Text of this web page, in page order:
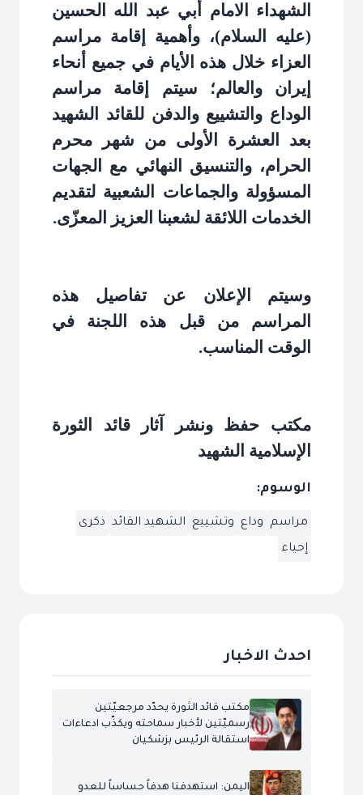
الشهداء الامام أبي عبد الله الحسين
(عليه السلام)، وأهمية إقامة مراسم
العزاء خلال هذه الأيام في جميع أنحاء
إيران والعالم؛ سيتم إقامة مراسم
الوداع والتشييع والدفن للقائد الشهيد
بعد العشرة الأولى من شهر محرم
الحرام، والتنسيق النهائي مع الجهات
المسؤولة والجماعات الشعبية لتقديم
الخدمات اللائقة لشعبنا العزيز المعزّى.
وسيتم الإعلان عن تفاصيل هذه
المراسم من قبل هذه اللجنة في
الوقت المناسب.
مكتب حفظ ونشر آثار قائد الثورة
الإسلامية الشهيد
الوسوم:
مراسم وداع وتشييع الشهيد القائد ذكرى
إحياء
احدث الاخبار
مكتب قائد الثورة يحدّد مرجعيّتين
رسميّتين لأخبار سماحته ويكذّب ادعاءات
استقالة الرئيس بزشكيان
اليمن: استهدفنا هدفاً حساساً للعدو